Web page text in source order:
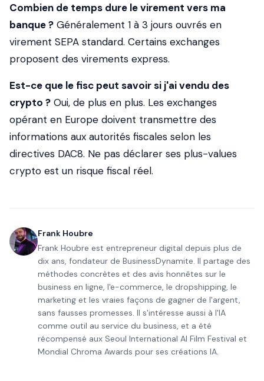
Combien de temps dure le virement vers ma
banque ? Généralement 1 à 3 jours ouvrés en
virement SEPA standard. Certains exchanges
proposent des virements express.
Est-ce que le fisc peut savoir si j'ai vendu des
crypto ? Oui, de plus en plus. Les exchanges
opérant en Europe doivent transmettre des
informations aux autorités fiscales selon les
directives DAC8. Ne pas déclarer ses plus-values
crypto est un risque fiscal réel.
Frank Houbre
Frank Houbre est entrepreneur digital depuis plus de
dix ans, fondateur de BusinessDynamite. Il partage des
méthodes concrètes et des avis honnêtes sur le
business en ligne, l'e-commerce, le dropshipping, le
marketing et les vraies façons de gagner de l'argent,
sans fausses promesses. Il s'intéresse aussi à l'IA
comme outil au service du business, et a été
récompensé aux Seoul International AI Film Festival et
Mondial Chroma Awards pour ses créations IA.